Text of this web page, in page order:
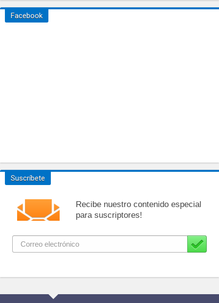
Facebook
Suscríbete
Recibe nuestro contenido especial
para suscriptores!